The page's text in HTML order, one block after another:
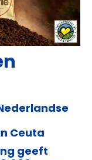
Ceuta
geeft